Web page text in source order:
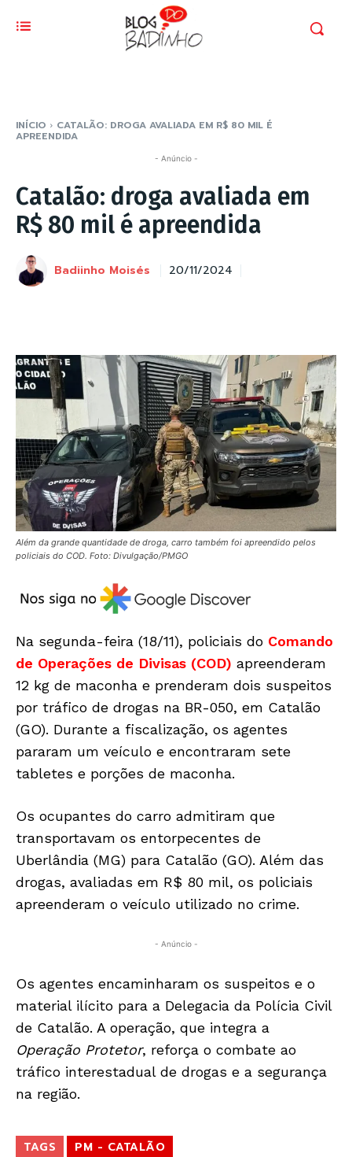
INÍCIO CATALÃO: DROGA AVALIADA EM R$ 80 MIL É
APREENDIDA
- Anúncio -
Catalão: droga avaliada em
R$ 80 mil é apreendida
Badiinho Moisés 20/11/2024
Além da grande quantidade de droga, carro também foi apreendido pelos
policiais do COD. Foto: Divulgação/PMGO
Na segunda-feira (18/11), policiais do Comando
de Operações de Divisas (COD) apreenderam
12 kg de maconha e prenderam dois suspeitos
por tráfico de drogas na BR-050, em Catalão
(GO). Durante a fiscalização, os agentes
pararam um veículo e encontraram sete
tabletes e porções de maconha.
Os ocupantes do carro admitiram que
transportavam os entorpecentes de
Uberlândia (MG) para Catalão (GO). Além das
drogas, avaliadas em R$ 80 mil, os policiais
apreenderam o veículo utilizado no crime.
- Anúncio -
Os agentes encaminharam os suspeitos e o
material ilícito para a Delegacia da Polícia Civil
de Catalão. A operação, que integra a
Operação Protetor, reforça o combate ao
tráfico interestadual de drogas e a segurança
na região.
TAGS PM - CATALÃO